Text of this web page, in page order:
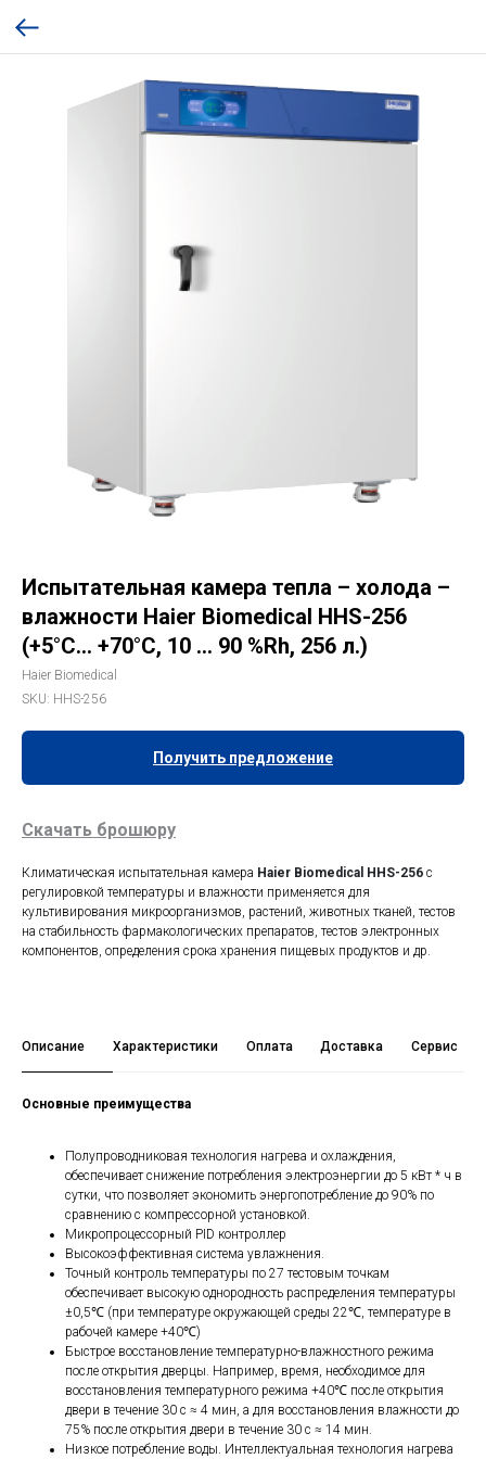
Испытательная камера тепла – холода –
влажности Haier Biomedical HHS-256
(+5°C… +70°C, 10 … 90 %Rh, 256 л.)
Haier Biomedical
SKU: HHS-256
Получить предложение
Скачать брошюру
Климатическая испытательная камера Haier Biomedical HHS-256 с
регулировкой температуры и влажности применяется для
культивирования микроорганизмов, растений, животных тканей, тестов
на стабильность фармакологических препаратов, тестов электронных
компонентов, определения срока хранения пищевых продуктов и др.
Описание Характеристики Оплата Доставка Сервис
Основные преимущества
Полупроводниковая технология нагрева и охлаждения,
обеспечивает снижение потребления электроэнергии до 5 кВт * ч в
сутки, что позволяет экономить энергопотребление до 90% по
сравнению с компрессорной установкой.
Микропроцессорный PID контроллер
Высокоэффективная система увлажнения.
Точный контроль температуры по 27 тестовым точкам
обеспечивает высокую однородность распределения температуры
±0,5℃ (при температуре окружающей среды 22℃, температуре в
рабочей камере +40℃)
Быстрое восстановление температурно-влажностного режима
после открытия дверцы. Например, время, необходимое для
восстановления температурного режима +40℃ после открытия
двери в течение 30 с ≈ 4 мин, а для восстановления влажности до
75% после открытия двери в течение 30 с ≈ 14 мин.
Низкое потребление воды. Интеллектуальная технология нагрева